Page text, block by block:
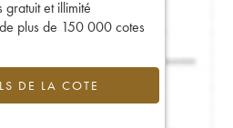
gratuit et illimité
plus de 150 000 cotes
DE LA COTE